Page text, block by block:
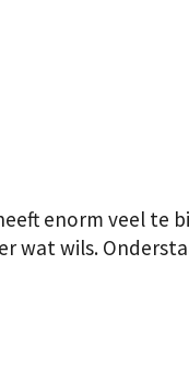
enorm veel te
wat wils.